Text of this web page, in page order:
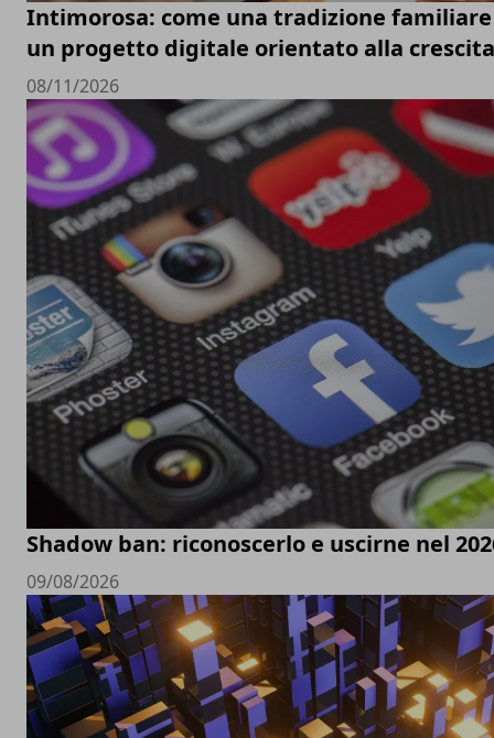
Intimorosa: come una tradizione
un progetto digitale orientato alla
08/11/2026
Shadow ban: riconoscerlo e uscirne nel
09/08/2026